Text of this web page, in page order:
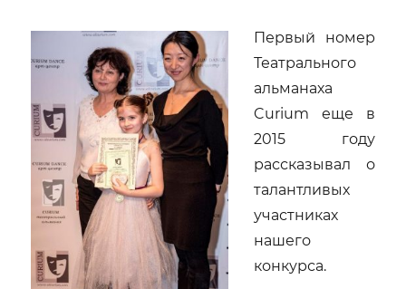
Первый номер
Театрального
альманаха
Curium еще в
2015 году
рассказывал о
талантливых
участниках
нашего
конкурса.